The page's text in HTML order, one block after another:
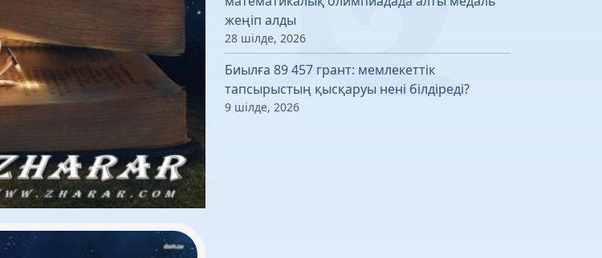
жеңіп алды
28 шілде, 2026
Биылға 89 457 грант: мемлекеттік
тапсырыстың қысқаруы нені білдіреді?
9 шілде, 2026